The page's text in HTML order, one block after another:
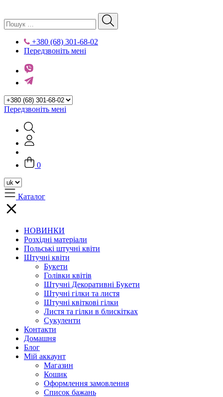
+380 (68) 301-68-02
Передзвоніть мені
Передзвоніть мені
0
Каталог
НОВИНКИ
Розхідні матеріали
Польські штучні квіти
Штучні квіти
Букети
Голівки квітів
Штучні Декоративні Букети
Штучні гілки та листя
Штучні квіткові гілки
Листя та гілки в блискітках
Сукуленти
Контакти
Домашня
Блог
Мій аккаунт
Магазин
Кошик
Оформлення замовлення
Список бажань